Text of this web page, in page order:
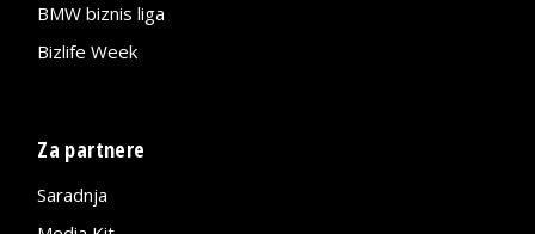
BMW biznis liga
Bizlife Week
Za partnere
Saradnja